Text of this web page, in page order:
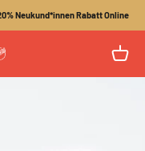
Neukund*innen Rabatt Online